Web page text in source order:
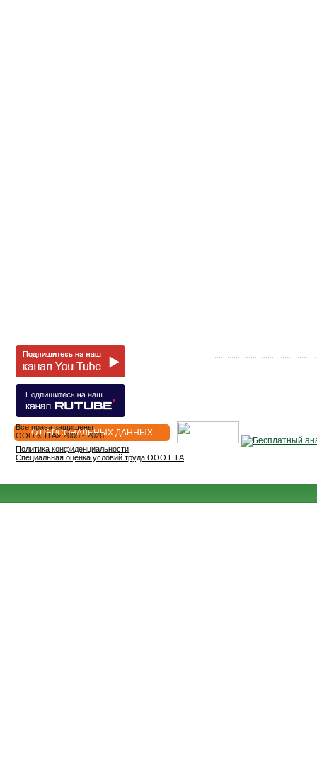
О ПЕРСОНАЛЬНЫХ ДАННЫХ
Все права защищены
OOO «НТА» 2005 - 2026
Политика конфиденциальности
Специальная оценка условий труда ООО НТА